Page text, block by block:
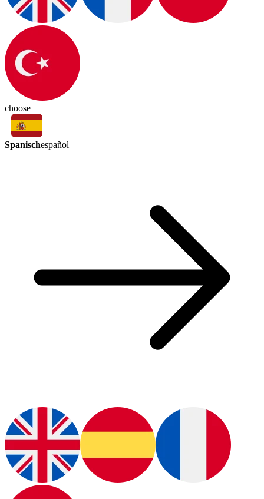
choose
Spanischespañol